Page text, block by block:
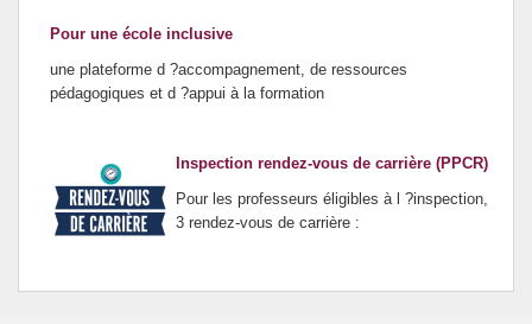
Pour une école inclusive
une plateforme d ?accompagnement, de ressources
pédagogiques et d ?appui à la formation
Inspection rendez-vous de carrière (PPCR)
Pour les professeurs éligibles à l ?inspection,
3 rendez-vous de carrière :